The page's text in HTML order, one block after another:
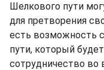
Шелкового пути
для претворения
есть возможность
пути, который
сотрудничество во